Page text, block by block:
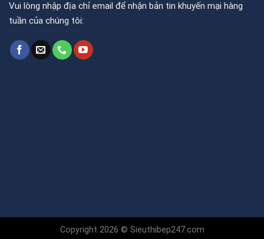
Vui lòng nhập địa chỉ email để nhận bản tin khuyến mại hàng
tuần của chúng tôi:
Copyright 2026 © Sieuthibep247.com